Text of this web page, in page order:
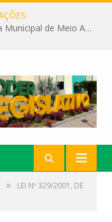
Câmara recebe palestra da Secretária Municipal de Meio Ambiente sobre as ações da “SEMANA DO MEIO AMBIENTE”
»
LEI Nº 329/2001, DE